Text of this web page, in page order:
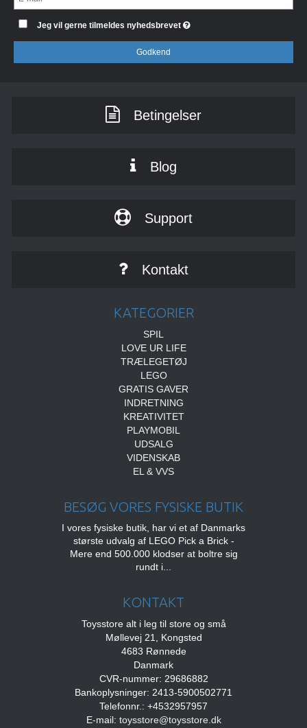
Jeg vil gerne tilmeldes nyhedsbrevet
Godkend
Betingelser
Blog
Support
Kontakt
KATEGORIER
SPIL
LOVE UR LIFE
TRÆLEGETØJ
LEGO
GRATIS GAVER
INDRETNING
KREATIVITET
PLAYMOBIL
UDSALG
VIDENSKAB
EL & VVS
BESØG VORES FYSISKE BUTIK
I vores fysiske butik, har vi et af Danmarks
største udvalg af LEGO Pick a Brick -
Mere end 500.000 klodser at boltre sig
rundt i...
KONTAKT
Toysstore alt i leg til store og små
Møllevej 21, Kongsted
4683 Rønnede
Danmark
CVR-nummer: 29686882
Bankoplysninger: 2413-5900502771
Telefonnr.: +4532957957
E-mail: toysstore@toysstore.dk